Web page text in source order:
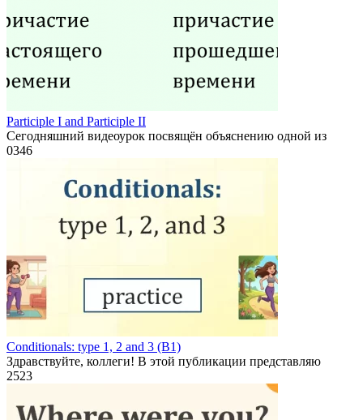
Participle I and Participle II
Сегодняшний видеоурок посвящён объяснению одной из
0346
Conditionals: type 1, 2 and 3 (B1)
Здравствуйте, коллеги! В этой публикации представляю
2523